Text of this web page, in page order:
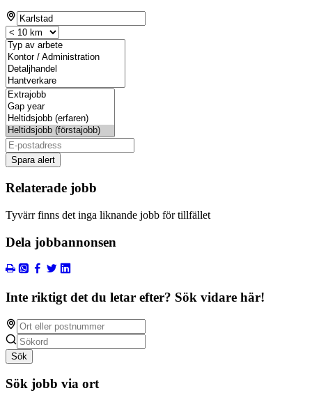
Spara alert
Relaterade jobb
Tyvärr finns det inga liknande jobb för tillfället
Dela jobbannonsen
Inte riktigt det du letar efter? Sök vidare här!
Sök
Sök jobb via ort